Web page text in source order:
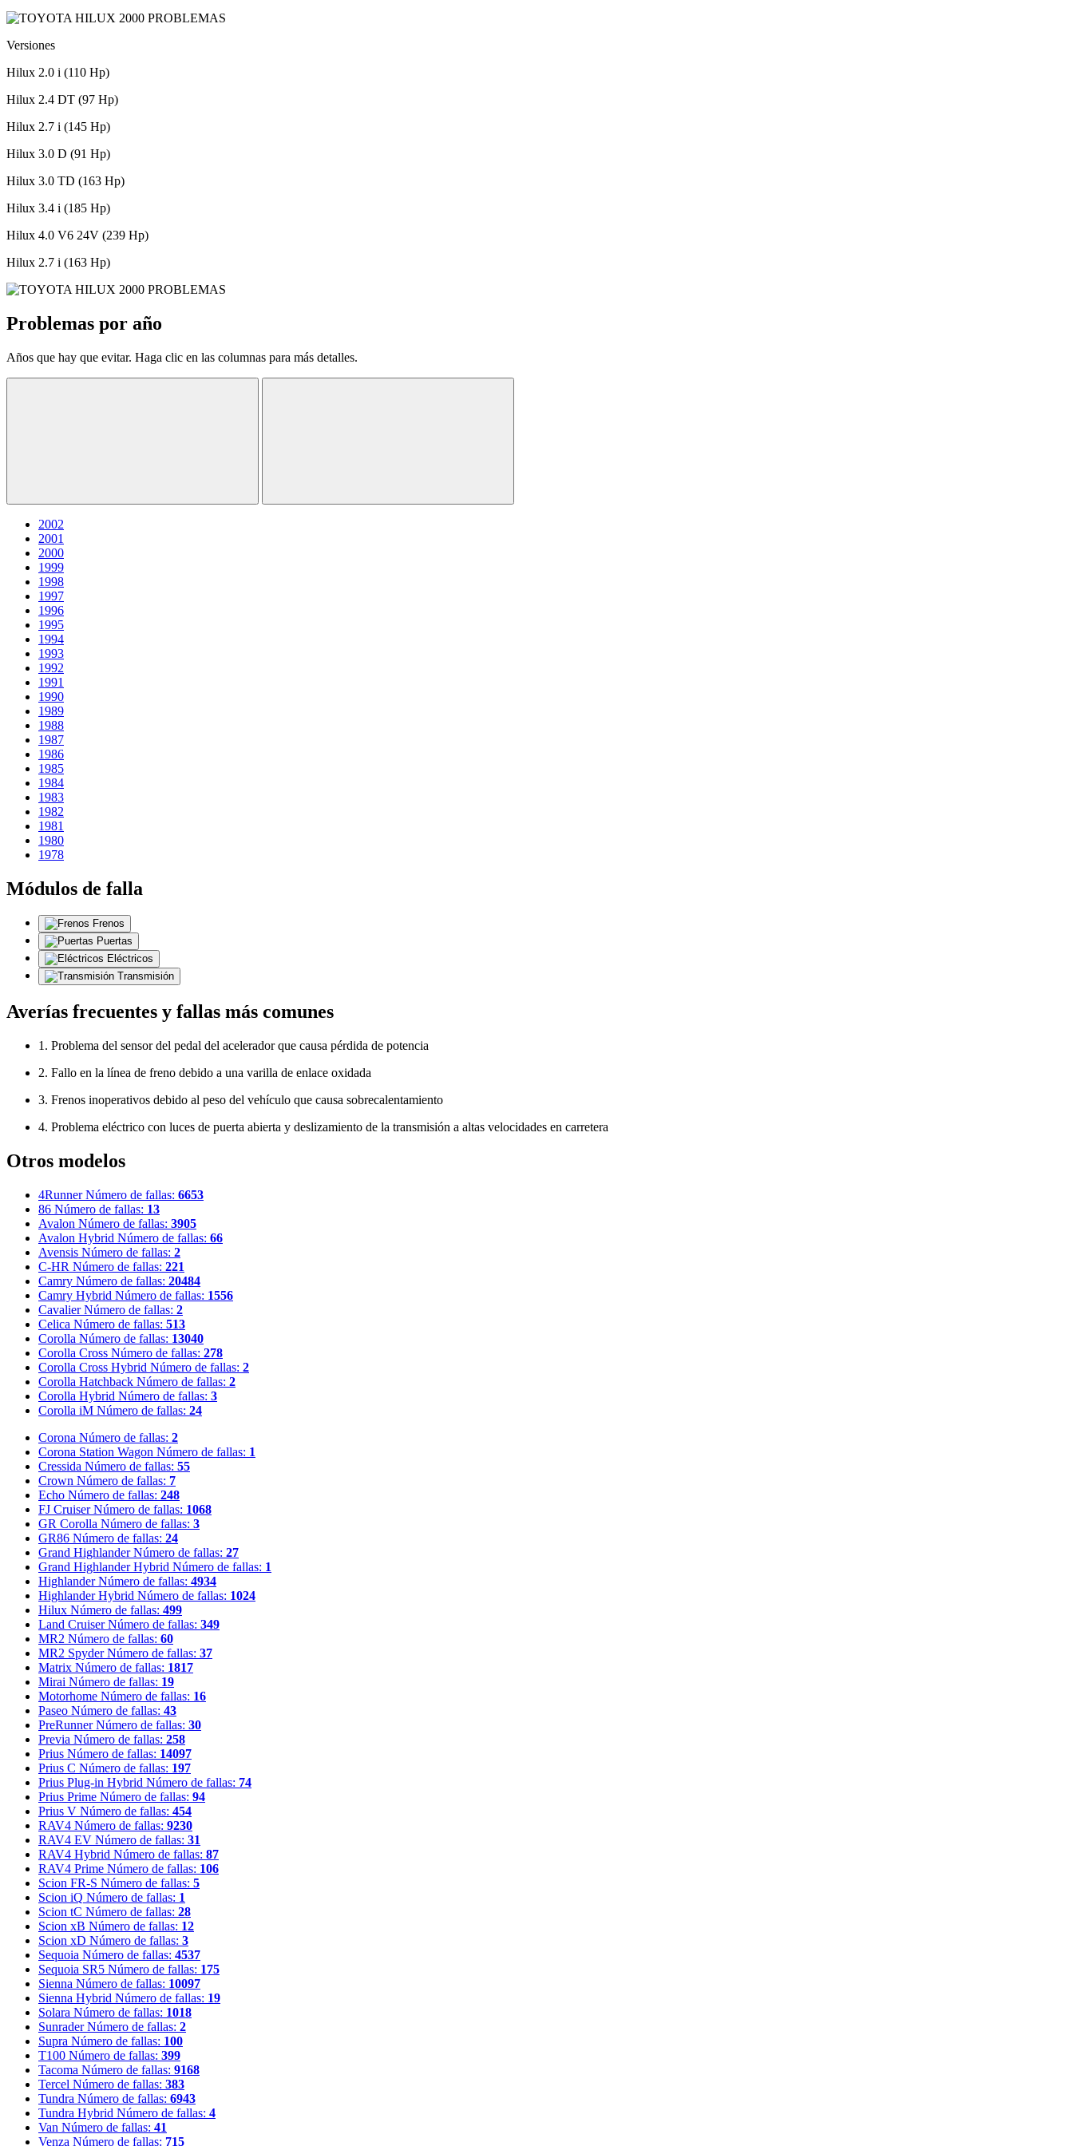
Versiones
Hilux 2.0 i (110 Hp)
Hilux 2.4 DT (97 Hp)
Hilux 2.7 i (145 Hp)
Hilux 3.0 D (91 Hp)
Hilux 3.0 TD (163 Hp)
Hilux 3.4 i (185 Hp)
Hilux 4.0 V6 24V (239 Hp)
Hilux 2.7 i (163 Hp)
Problemas por año
Años que hay que evitar. Haga clic en las columnas para más detalles.
2002
2001
2000
1999
1998
1997
1996
1995
1994
1993
1992
1991
1990
1989
1988
1987
1986
1985
1984
1983
1982
1981
1980
1978
Módulos de falla
Frenos
Puertas
Eléctricos
Transmisión
Averías frecuentes y fallas más comunes
1. Problema del sensor del pedal del acelerador que causa pérdida de potencia
2. Fallo en la línea de freno debido a una varilla de enlace oxidada
3. Frenos inoperativos debido al peso del vehículo que causa sobrecalentamiento
4. Problema eléctrico con luces de puerta abierta y deslizamiento de la transmisión a altas velocidades en carretera
Otros modelos
4Runner Número de fallas: 6653
86 Número de fallas: 13
Avalon Número de fallas: 3905
Avalon Hybrid Número de fallas: 66
Avensis Número de fallas: 2
C-HR Número de fallas: 221
Camry Número de fallas: 20484
Camry Hybrid Número de fallas: 1556
Cavalier Número de fallas: 2
Celica Número de fallas: 513
Corolla Número de fallas: 13040
Corolla Cross Número de fallas: 278
Corolla Cross Hybrid Número de fallas: 2
Corolla Hatchback Número de fallas: 2
Corolla Hybrid Número de fallas: 3
Corolla iM Número de fallas: 24
Corona Número de fallas: 2
Corona Station Wagon Número de fallas: 1
Cressida Número de fallas: 55
Crown Número de fallas: 7
Echo Número de fallas: 248
FJ Cruiser Número de fallas: 1068
GR Corolla Número de fallas: 3
GR86 Número de fallas: 24
Grand Highlander Número de fallas: 27
Grand Highlander Hybrid Número de fallas: 1
Highlander Número de fallas: 4934
Highlander Hybrid Número de fallas: 1024
Hilux Número de fallas: 499
Land Cruiser Número de fallas: 349
MR2 Número de fallas: 60
MR2 Spyder Número de fallas: 37
Matrix Número de fallas: 1817
Mirai Número de fallas: 19
Motorhome Número de fallas: 16
Paseo Número de fallas: 43
PreRunner Número de fallas: 30
Previa Número de fallas: 258
Prius Número de fallas: 14097
Prius C Número de fallas: 197
Prius Plug-in Hybrid Número de fallas: 74
Prius Prime Número de fallas: 94
Prius V Número de fallas: 454
RAV4 Número de fallas: 9230
RAV4 EV Número de fallas: 31
RAV4 Hybrid Número de fallas: 87
RAV4 Prime Número de fallas: 106
Scion FR-S Número de fallas: 5
Scion iQ Número de fallas: 1
Scion tC Número de fallas: 28
Scion xB Número de fallas: 12
Scion xD Número de fallas: 3
Sequoia Número de fallas: 4537
Sequoia SR5 Número de fallas: 175
Sienna Número de fallas: 10097
Sienna Hybrid Número de fallas: 19
Solara Número de fallas: 1018
Sunrader Número de fallas: 2
Supra Número de fallas: 100
T100 Número de fallas: 399
Tacoma Número de fallas: 9168
Tercel Número de fallas: 383
Tundra Número de fallas: 6943
Tundra Hybrid Número de fallas: 4
Van Número de fallas: 41
Venza Número de fallas: 715